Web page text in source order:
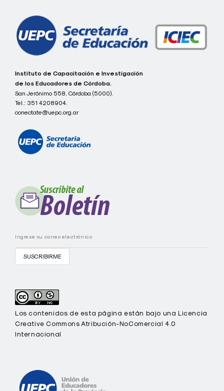
entradas
c
o
n
e
c
t
e
C
U
P
Instituto de Capacitación e Investigación
de los Educadores de Córdoba.
San Jerónimo 558, Córdoba (5000).
Tel.: 351 4208904.
conectate@uepc.org.ar
Los contenidos de esta página están bajo una Licencia
Creative Commons Atribución-NoComercial 4.0
Internacional